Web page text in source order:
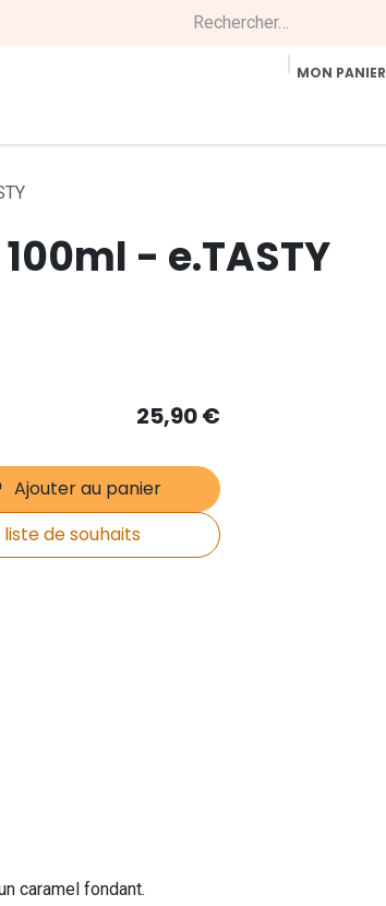
MON PANIER
- e.TASTY
Ajouter au panier
de souhaits
25,90€
caramel fondant.